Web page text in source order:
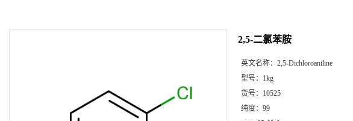
2,5-二氯苯胺
英文名称： 2,5-Dichloroaniline
型号： 1kg
货号： 10525
纯度： 99